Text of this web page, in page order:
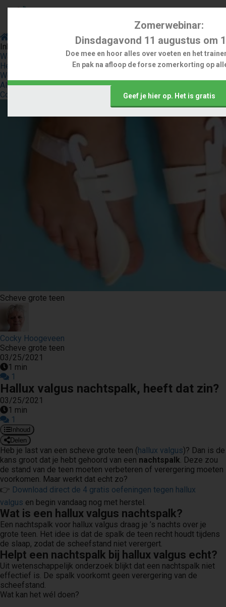
Scheve grote teen
Hallux valgus nachtspalk, heeft dat zin?
Inhoudsopgave
Wat is een hallux valgus nachtspalk?
Helpt een nachtspalk bij hallux valgus echt?
Welke soorten nachtspalken zijn er?
Alternatief voor de hallux valgus nachtspalk: zelf oefenen
Conclusie: wel of geen nachtspalk bij hallux valgus?
Scheve grote teen
Cocky Hoogeveen
Scheve grote teen
03/25/2021
1 min
1
Hallux valgus nachtspalk, heeft dat zin?
03/25/2021
1 min
1
Inhoud
Delen
Heb je last van een scheve grote teen (hallux valgus)? Dan is de
kans groot dat je hebt gehoord van een nachtspalk. Deze zou
de stand van de teen moeten verbeteren of verergering moeten
voorkomen. Maar werkt dat echt zo?
👉 Download direct de 4 gratis oefeningen tegen hallux
valgus en begin vandaag nog met herstel.
Wat is een hallux valgus nachtspalk?
Een nachtspalk voor hallux valgus draag je ’s nachts over je
grote teen. Het idee is dat de spalk de teen recht houdt tijdens
de slaap, zodat de scheefstand niet verergert.
Helpt een nachtspalk bij hallux valgus echt?
Uit wetenschappelijk onderzoek blijkt dat een nachtspalk niet
effectief is. De spalk voorkomt geen verergering van de
scheefstand.
Wat kan het wél doen?
Zomerwebinar:
Dinsdagavond 11 augustus om
Doe mee en hoor alles over voeten en het
En pak na afloop de forse zomerkorting op
Geef je hier op. Het is gratis